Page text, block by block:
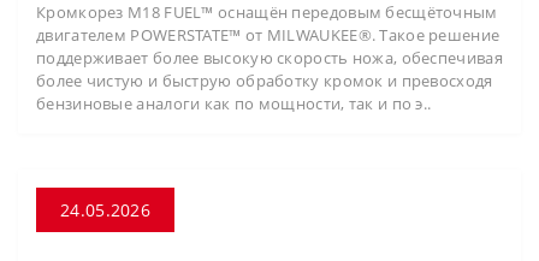
Кромкорез M18 FUEL™ оснащён передовым бесщёточным
двигателем POWERSTATE™ от MILWAUKEE®. Такое решение
поддерживает более высокую скорость ножа, обеспечивая
более чистую и быструю обработку кромок и превосходя
бензиновые аналоги как по мощности, так и по э..
24.05.2026